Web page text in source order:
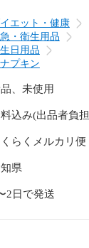
ます。
い上げ前に質問
はシステム上
タイプになりま
ので少ない日に
ると思います。
エット・健康
・衛生用品
日用品
プキン
、未使用
込み(出品者負
くらくメルカリ便
県
2日で発送